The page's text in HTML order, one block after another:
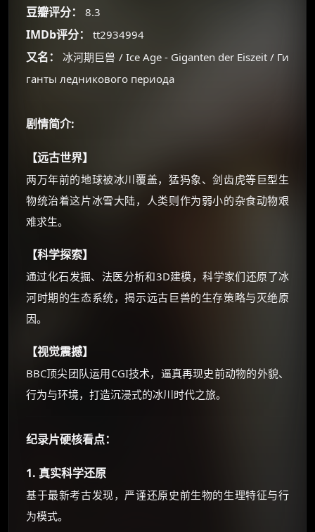
豆瓣评分： 8.3
IMDb评分： tt2934994
又名：
冰河期巨兽 / Ice Age - Giganten der Eiszeit / Ги
ганты ледникового периода
剧情简介:
【远古世界】
两万年前的地球被冰川覆盖，猛犸象、剑齿虎等巨型生
物统治着这片冰雪大陆，人类则作为弱小的杂食动物艰
难求生。
【科学探索】
通过化石发掘、法医分析和3D建模，科学家们还原了冰
河时期的生态系统，揭示远古巨兽的生存策略与灭绝原
因。
【视觉震撼】
BBC顶尖团队运用CGI技术，逼真再现史前动物的外貌、
行为与环境，打造沉浸式的冰川时代之旅。
纪录片硬核看点：
1. 真实科学还原
基于最新考古发现，严谨还原史前生物的生理特征与行
为模式。
朋友们辛苦了 💦
你需要的各种会员，都可低价购买！
优惠券、活动红包，每日可领。